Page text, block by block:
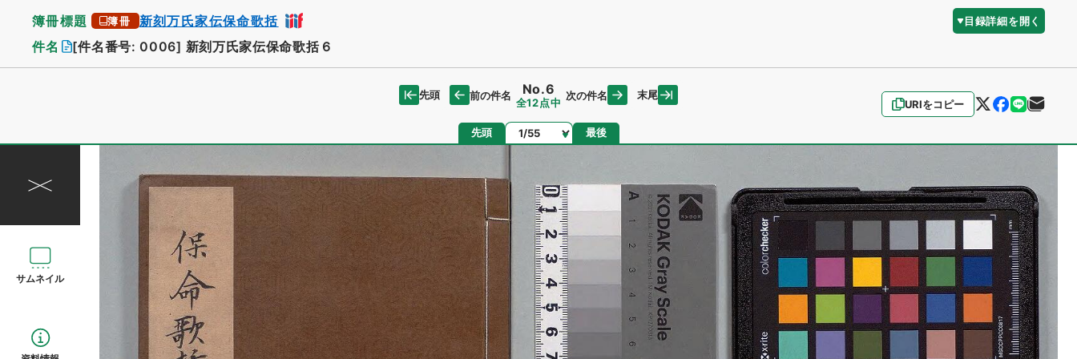
簿冊標題 簿冊 新刻万氏家伝保命歌括 目録詳細を開く
件名 [件名番号: 0006] 新刻万氏家伝保命歌括６
URIをコピー
先頭 前の件名 No.6
全12点中
次の件名 末尾
先頭 ページ 最後
サムネイル